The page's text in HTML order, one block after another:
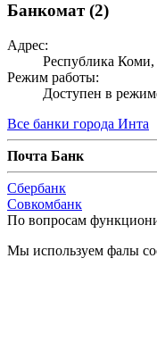
Банкомат (2)
Адрес:
Республика Коми,
Режим работы:
Доступен в
Все банки города Инта
Почта Банк
Сбербанк
Совкомбанк
По вопросам
Мы используем фалы